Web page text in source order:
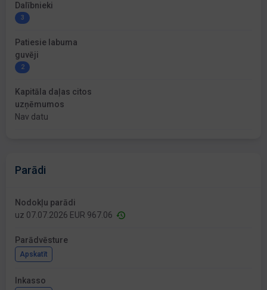
Dalībnieki
3
Patiesie labuma
guvēji
2
Kapitāla daļas citos
uzņēmumos
Nav datu
Parādi
Nodokļu parādi
uz 07.07.2026 EUR 967.06
Parādvēsture
Apskatīt
Inkasso